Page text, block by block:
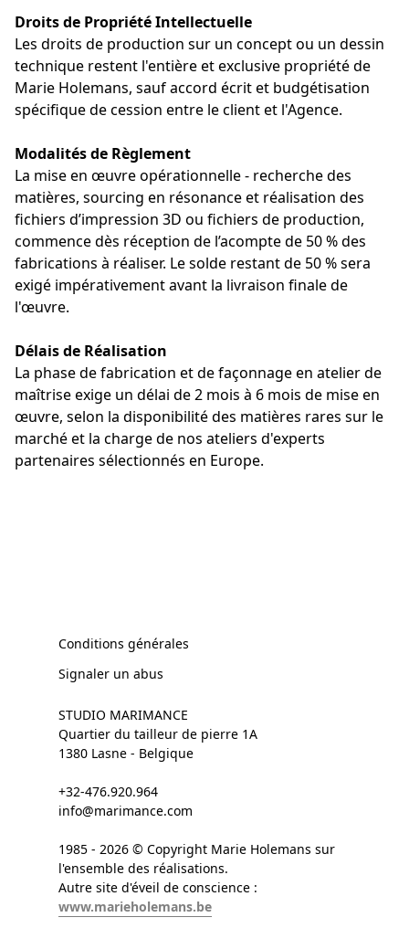
Droits de Propriété Intellectuelle
Les droits de production sur un concept ou un dessin
technique restent l'entière et exclusive propriété de
Marie Holemans, sauf accord écrit et budgétisation
spécifique de cession entre le client et l'Agence.
Modalités de Règlement
La mise en œuvre opérationnelle - recherche des
matières, sourcing en résonance et réalisation des
fichiers d’impression 3D ou fichiers de production,
commence dès réception de l’acompte de 50 % des
fabrications à réaliser. Le solde restant de 50 % sera
exigé impérativement avant la livraison finale de
l'œuvre.
Délais de Réalisation
La phase de fabrication et de façonnage en atelier de
maîtrise exige un délai de 2 mois à 6 mois de mise en
œuvre, selon la disponibilité des matières rares sur le
marché et la charge de nos ateliers d'experts
partenaires sélectionnés en Europe.
Conditions générales
Signaler un abus
STUDIO MARIMANCE
Quartier du tailleur de pierre 1A
1380 Lasne - Belgique
+32-476.920.964
info@marimance.com
1985 - 2026 © Copyright Marie Holemans sur
l'ensemble des réalisations.
Autre site d'éveil de conscience :
www.marieholemans.be